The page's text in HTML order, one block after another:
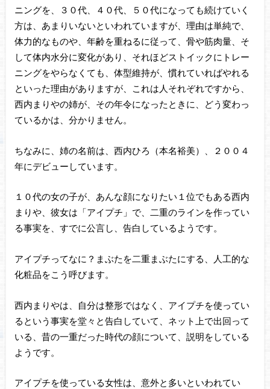
ニングを、３０代、４０代、５０代になっても続けていく
方は、あまりいないといわれていますが、理由は単純で、
体力的なものや、年齢を重ねるに従って、骨や筋肉量、そ
して体内水分に変化があり、それほどストイックにトレー
ニングをやらなくても、体型維持が、慣れていればやれる
といった理由がありますが、これは人それぞれですから、
西内まりやの姉が、その年令になったときに、どう変わっ
ているかは、分かりません。
ちなみに、姉の名前は、西内ひろ（本名裕美）、２００４
年にデビューしています。
１０代の女の子が、あんな顔になりたい１位でもある西内
まりや、彼女は「アイプチ」で、二重のラインを作ってい
る事実を、すでに公言し、告白しているようです。
アイプチってなに？まぶたを二重まぶたにする、人工的な
化粧品をこう呼びます。
西内まりやは、自分は整形ではなく、アイプチを使ってい
るという事実を堂々と告白していて、ネット上で出回って
いる、昔の一重だった時代の顔について、説明をしている
ようです。
アイプチを使っている女性は、意外と多いといわれてい